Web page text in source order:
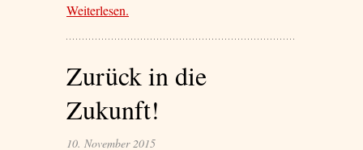
Weiterlesen– ‘Freedom 2016’
.
Zurück in die
Zukunft!
10. November 2015